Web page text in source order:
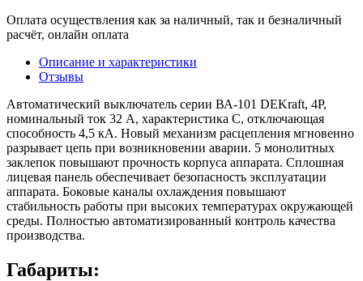
Оплата осуществления как за наличный, так и безналичный
расчёт, онлайн оплата
Описание и характеристики
Отзывы
Автоматический выключатель серии ВА-101 DEKraft, 4P,
номинальный ток 32 А, характеристика С, отключающая
способность 4,5 кА. Новый механизм расцепления мгновенно
разрывает цепь при возникновении аварии. 5 монолитных
заклепок повышают прочность корпуса аппарата. Сплошная
лицевая панель обеспечивает безопасность эксплуатации
аппарата. Боковые каналы охлаждения повышают
стабильность работы при высоких температурах окружающей
среды. Полностью автоматизированный контроль качества
производства.
Габариты: